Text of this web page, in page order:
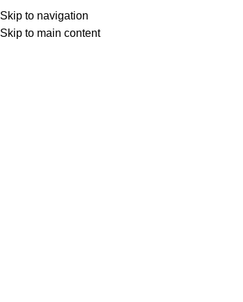
Skip to navigation
Skip to main content
ADD ANYTHING HERE OR JUST REMOVE IT…